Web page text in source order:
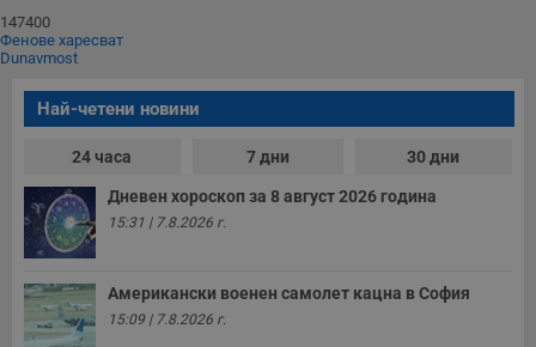
147400
Фенове харесват
Dunavmost
Най-четени новини
24 часа 7 дни 30 дни
Дневен хороскоп за 8 август 2026 година
15:31 | 7.8.2026 г.
Американски военен самолет кацна в София
15:09 | 7.8.2026 г.